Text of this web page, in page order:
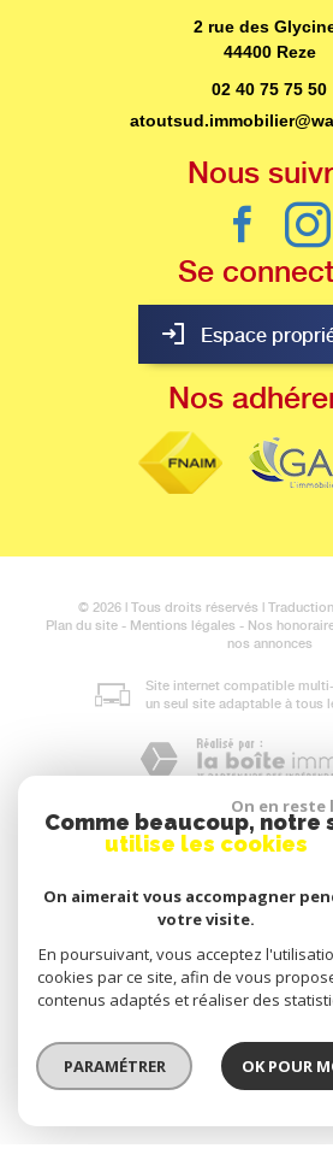
2 rue des
44400 Reze
02 40 75 75 50
Nous
Se
Espace
Nos
© 2026 | Tous droits réservés |
Plan du site - Mentions légales - Nos
nos annonces
Site internet compatible
un seul site adaptable à tous
On en reste
Comme beaucoup, notre
utilise les cookies
On aimerait vous accompagner
votre visite.
En poursuivant, vous acceptez
cookies par ce site, afin de vous
contenus adaptés et réaliser des
PARAMÉTRER OK POUR